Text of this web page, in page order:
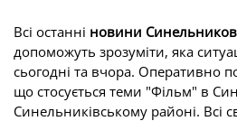
Всі останні новини
допоможуть зрозуміти, яка
сьогодні та вчора. Оперативно
що стосується теми "Фільм" в
Синельниківському районі. Всі